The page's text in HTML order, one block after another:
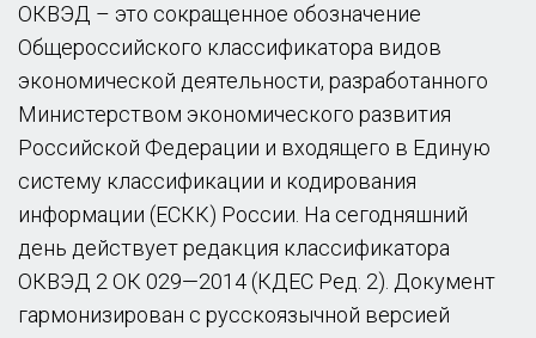
ОКВЭД – это сокращенное обозначение
Общероссийского классификатора видов
экономической деятельности, разработанного
Министерством экономического развития
Российской Федерации и входящего в Единую
систему классификации и кодирования
информации (ЕСКК) России. На сегодняшний
день действует редакция классификатора
ОКВЭД 2 ОК 029—2014 (КДЕС Ред. 2). Документ
гармонизирован с русскоязычной версией